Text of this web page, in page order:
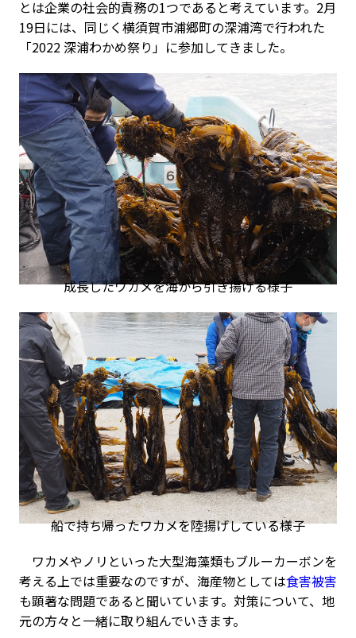
とは企業の社会的責務の1つであると考えています。2月
19日には、同じく横須賀市浦郷町の深浦湾で行われた
「2022 深浦わかめ祭り」に参加してきました。
成長したワカメを海から引き揚げる様子
船で持ち帰ったワカメを陸揚げしている様子
ワカメやノリといった大型海藻類もブルーカーボンを
考える上では重要なのですが、海産物としては食害被害
も顕著な問題であると聞いています。対策について、地
元の方々と一緒に取り組んでいきます。